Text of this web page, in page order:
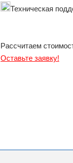
Техническая
Рассчитаем
Оставьте заявку!